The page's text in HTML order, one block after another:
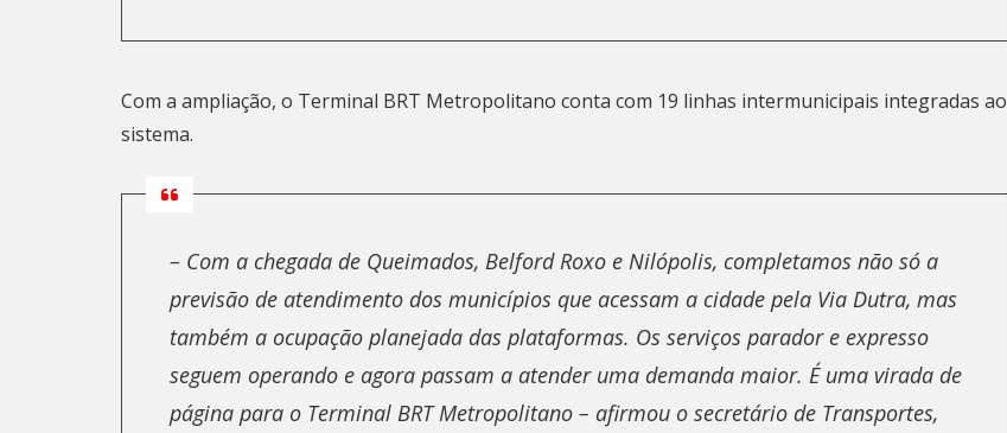
Com a ampliação, o Terminal BRT Metropolitano conta com 19 linhas intermunicipais integradas ao
sistema.
– Com a chegada de Queimados, Belford Roxo e Nilópolis, completamos não só a
previsão de atendimento dos municípios que acessam a cidade pela Via Dutra, mas
também a ocupação planejada das plataformas. Os serviços parador e expresso
seguem operando e agora passam a atender uma demanda maior. É uma virada de
página para o Terminal BRT Metropolitano – afirmou o secretário de Transportes,